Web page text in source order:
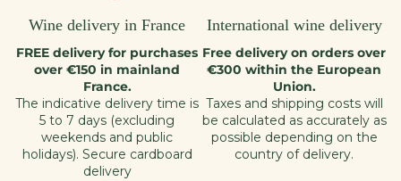
Wine delivery in France
FREE delivery for purchases
over €150 in mainland
France.
The indicative delivery time is
5 to 7 days (excluding
weekends and public
holidays). Secure cardboard
delivery
International wine delivery
Free delivery on orders over
€300 within the European
Union.
Taxes and shipping costs will
be calculated as accurately as
possible depending on the
country of delivery.